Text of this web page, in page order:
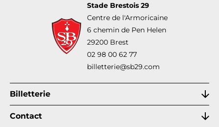
Stade Brestois 29
Centre de l'Armoricaine
6 chemin de Pen Helen
29200 Brest
02 98 00 62 77
billetterie@sb29.com
Billetterie
Contact